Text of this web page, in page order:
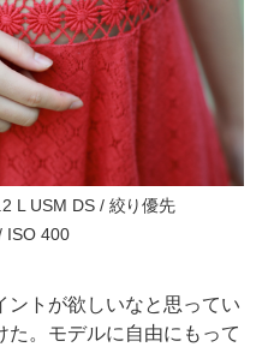
L USM DS / 絞り優先
ISO 400
ントが欲しいなと思ってい
た。モデルに自由にもって